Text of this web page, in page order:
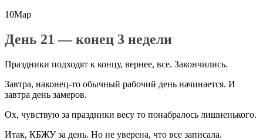
10Мар
День 21 — конец 3 недели
Праздники подходят к концу, вернее, все. Закончились.
Завтра, наконец-то обычный рабочий день начинается. И
завтра день замеров.
Ох, чувствую за праздники весу то понабралось лишненького.
Итак, КБЖУ за день. Но не уверена, что все записала.